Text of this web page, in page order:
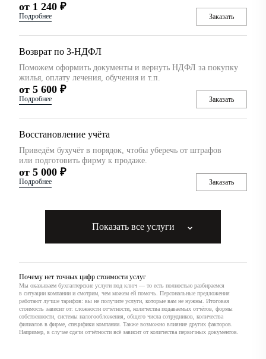
от 1 240 ₽
Подробнее Заказать
Возврат по 3-НДФЛ
Поможем оформить документы и вернуть НДФЛ за покупку
жилья, оплату лечения, обучения и т.п.
от 5 600 ₽
Подробнее Заказать
Восстановление учёта
Приведём бухучёт в порядок, чтобы уберечь от штрафов
или подготовить фирму к продаже.
от 5 000 ₽
Подробнее Заказать
Показать все услуги
Почему нет точных цифр стоимости услуг
Мы оказываем бухгалтерские услуги под ключ — то есть полностью разбираемся
в ситуации компании и смотрим, чем можем ей помочь. Персональные предложения
работают лучше тарифов: вы не получите услуги, которые вам не нужны. Итоговая
стоимость зависит от: сложности отчётности, количества подаваемых отчётов, формы
собственности, системы налогообложения, общего числа сотрудников, количества
филиалов в фирме, специфики компании. Также возможно влияние других факторов.
Например, в случае сдачи отчётности всё зависит от количества первичных документов.